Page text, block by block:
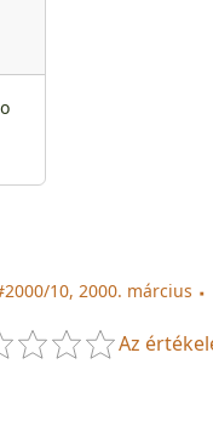
10, 2000. március
Az